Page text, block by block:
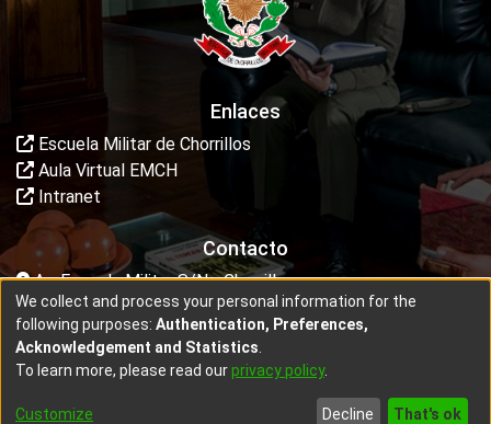
Enlaces
Escuela Militar de Chorrillos
Aula Virtual EMCH
Intranet
Contacto
Av. Escuela Militar S/N - Chorrillos
dptodeinvestigacion@escuelamilitar.edu.pe
copyright © 2002-2026 - Diseñado porIntekta
We collect and process your personal information for the
following purposes: Authentication, Preferences,
Acknowledgement and Statistics
To learn more, please read ourprivacy policy.
Customize Decline That's ok